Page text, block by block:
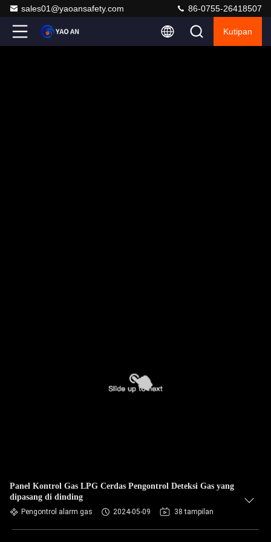
sales01@yaoansafety.com 86-0755-26418507
Kutipan
Panel Kontrol Gas LPG Cerdas Pengontrol Deteksi Gas yang
dipasang di dinding
Pengontrol alarm gas 2024-05-09 38 tampilan